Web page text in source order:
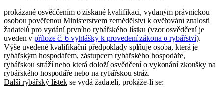
prokázané osvědčením o získané kvalifikaci, vydaným právnickou
osobou pověřenou Ministerstvem zemědělství k ověřování znalostí
žadatelů pro vydání prvního rybářského lístku (vzor osvědčení je
uveden v příloze č. 6 vyhlášky k provedení zákona o rybářství).
Výše uvedené kvalifikační předpoklady splňuje osoba, která je
rybářským hospodářem, zástupcem rybářského hospodáře,
rybářskou stráží nebo která doloží osvědčení o vykonání zkoušky na
rybářského hospodáře nebo na rybářskou stráž.
Další rybářský lístek se vydá žadateli, prokáže-li se: